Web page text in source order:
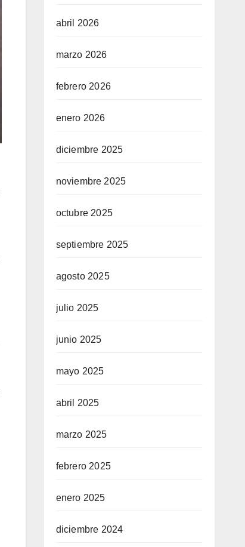
abril 2026
marzo 2026
febrero 2026
enero 2026
diciembre 2025
noviembre 2025
octubre 2025
septiembre 2025
agosto 2025
julio 2025
junio 2025
mayo 2025
abril 2025
marzo 2025
febrero 2025
enero 2025
diciembre 2024